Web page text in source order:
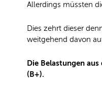
Allerdings müssten
Dies zehrt dieser
weitgehend davon
Die Belastungen
(B+).